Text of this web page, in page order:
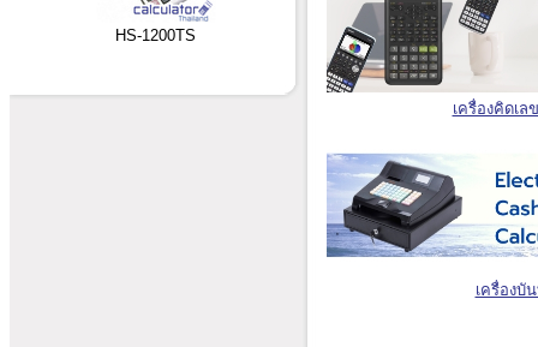
HS-1200TS
เครื่องคิดเล
เครื่องบั